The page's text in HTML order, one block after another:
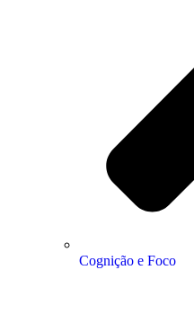
Cognição e Foco